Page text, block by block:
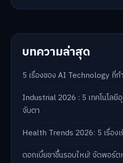
บทความล่าสุด
5 เรื่องของ AI Technology ที่ก
Industrial 2026 : 5 เทคโนโล
จับตา
Health Trends 2026: 5 เรื่อง
ดอกเบี้ยขาขึ้นรอบใหม่! จัดพอร์